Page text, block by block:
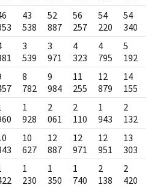
43
538
52
887
56
257
54
220
54
340
3
539
3
971
4
323
4
795
5
192
8
782
9
984
11
255
12
879
14
155
1
928
2
061
2
110
1
943
2
132
10
627
12
887
12
971
12
951
13
303
1
230
1
350
1
740
2
138
2
420